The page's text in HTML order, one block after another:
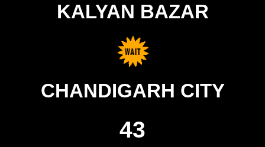
KALYAN BAZAR
CHANDIGARH CITY
43